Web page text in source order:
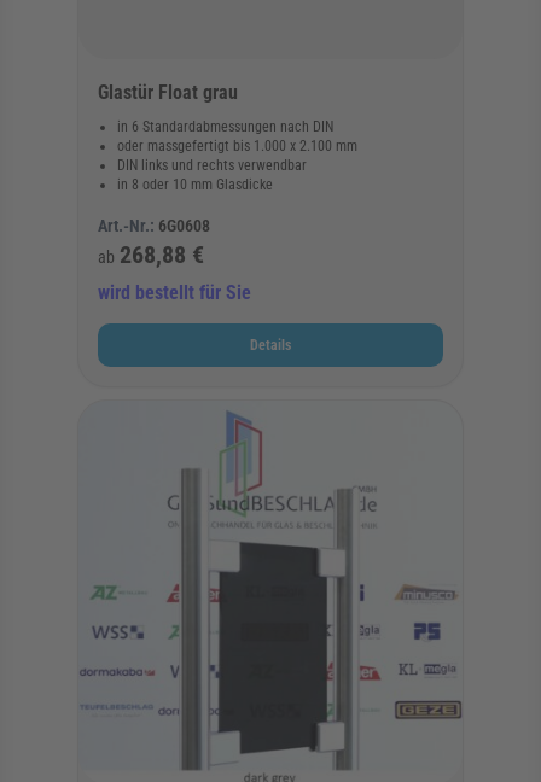
Glastür Float grau
in 6 Standardabmessungen nach DIN
oder massgefertigt bis 1.000 x 2.100 mm
DIN links und rechts verwendbar
in 8 oder 10 mm Glasdicke
Art.-Nr.: 6G0608
ab 268,88 €
wird bestellt für Sie
Details